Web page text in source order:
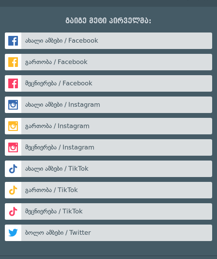
გაიგე მეტი პირველმა:
ახალი ამბები / Facebook
გართობა / Facebook
მეცნიერება / Facebook
ახალი ამბები / Instagram
გართობა / Instagram
მეცნიერება / Instagram
ახალი ამბები / TikTok
გართობა / TikTok
მეცნიერება / TikTok
ბოლო ამბები / Twitter